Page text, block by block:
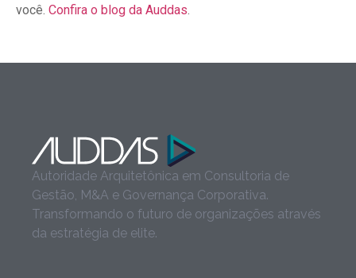
você. Confira o blog da Auddas.
Autoridade Arquitetônica em Consultoria de
Gestão, M&A e Governança Corporativa.
Transformando o futuro de organizações através
da estratégia de elite.